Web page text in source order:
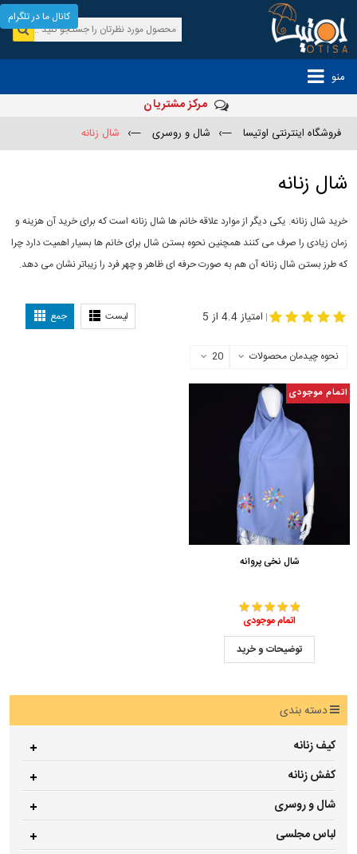
منو
مرکز مشتریان
فروشگاه اینترنتی اوتیسا —› شال و روسری —› شال زنانه
شال زنانه
خرید شال زنانه. یکی دیگر از موارد علاقه خانم ها شال زنانه است که برای خرید آن هزینه و
زمان زیادی را صرف می کنند همچنین نحوه بستن شال برای خانم ها بسیار اهمیت دارد چرا
که طرز بستن شال زنانه آن هم به صورت حرفه ای ظاهر و چهر فرد را زیباتر نشان می دهد.
لیست جمع | امتیاز 4.4 از 5
نحوه چیدمان محصولات 20
اتمام موجودی
شال نخی پروانه
اتمام موجودی
توضیحات و خرید
دسته بندی
کیف زنانه
کفش زنانه
شال و روسری
لباس مجلسی
کانال ما در تلگرام